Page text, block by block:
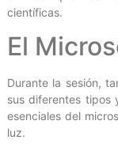
científicas.
El
Durante la sesión,
sus diferentes tipos
esenciales del
luz.